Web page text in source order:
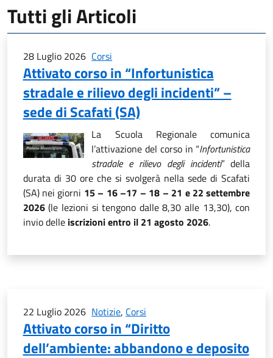
Tutti gli Articoli
28 Luglio 2026 Corsi
Attivato corso in “Infortunistica
stradale e rilievo degli incidenti” –
sede di Scafati (SA)
La Scuola Regionale comunica
l’attivazione del corso in “Infortunistica
stradale e rilievo degli incidenti” della
durata di 30 ore che si svolgerà nella sede di Scafati
(SA) nei giorni 15 – 16 –17 – 18 – 21 e 22 settembre
2026(le lezioni si tengono dalle 8,30 alle 13,30), con
invio delle iscrizioni entro il 21 agosto 2026.
22 Luglio 2026 Notizie, Corsi
Attivato corso in “Diritto
dell’ambiente: abbandono e deposito